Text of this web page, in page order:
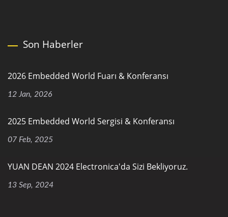
Son Haberler
2026 Embedded World Fuarı & Konferansı
12 Jan, 2026
2025 Embedded World Sergisi & Konferansı
07 Feb, 2025
YUAN DEAN 2024 Electronica'da Sizi Bekliyoruz.
13 Sep, 2024